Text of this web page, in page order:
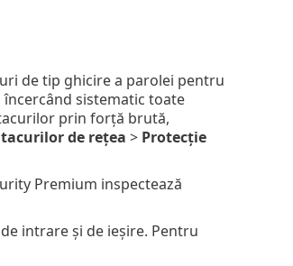
de tip ghicire a parolei pentru
sistematic toate
prin forță brută,
de rețea > Protecție
Premium inspectează
intrare și de ieșire. Pentru